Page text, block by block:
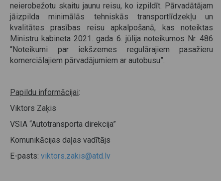
neierobežotu skaitu jaunu reisu, ko izpildīt. Pārvadātājam
jāizpilda minimālās tehniskās transportlīdzekļu un
kvalitātes prasības reisu apkalpošanā, kas noteiktas
Ministru kabineta 2021. gada 6. jūlija noteikumos Nr. 486
“Noteikumi par iekšzemes regulārajiem pasažieru
komerciālajiem pārvadājumiem ar autobusu”.
Papildu informācijai:
Viktors Zaķis
VSIA “Autotransporta direkcija”
Komunikācijas daļas vadītājs
E-pasts: viktors.zakis@atd.lv